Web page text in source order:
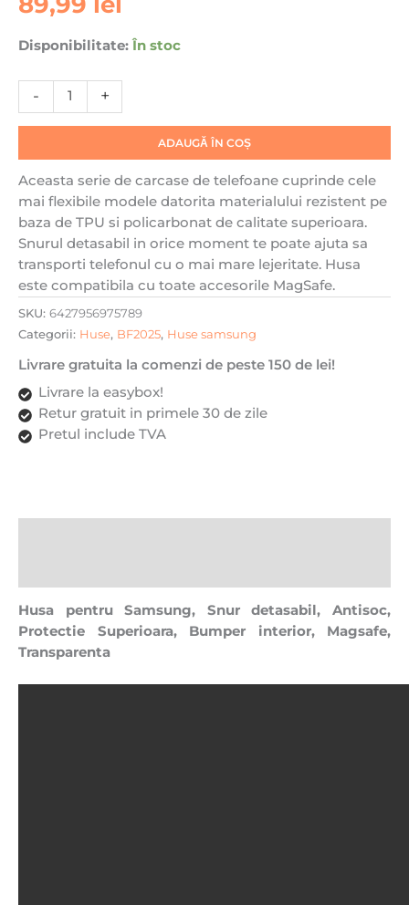
Disponibilitate: În stoc
-
S25
DaDen®,
detasabil,
Antisoc,
Bumper
interior,
Magsafe,
Transparenta
cu
Portocaliu
+
ADAUGĂ ÎN COȘ
Aceasta serie de carcase de telefoane cuprinde cele
mai flexibile modele datorita materialului rezistent pe
baza de TPU si policarbonat de calitate superioara.
Snurul detasabil in orice moment te poate ajuta sa
transporti telefonul cu o mai mare lejeritate. Husa
este compatibila cu toate accesorile MagSafe.
SKU: 6427956975789
Categorii: Huse, BF2025, Huse samsung
Livrare gratuita la comenzi de peste 150 de lei!
Livrare la easybox!
Retur gratuit in primele 30 de zile
Pretul include TVA
Husa pentru Samsung, Snur detasabil, Antisoc,
Protectie Superioara, Bumper interior, Magsafe,
Transparenta